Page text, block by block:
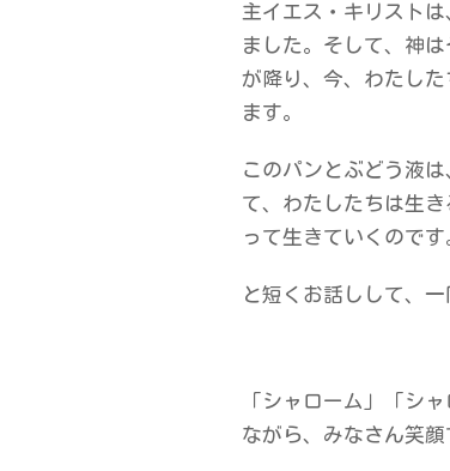
主イエス・キリスト
ました。そして、神
が降り、今、わたし
ます。
このパンとぶどう液
て、わたしたちは生
って生きていくのです
と短くお話しして、
「シャローム」「シ
ながら、みなさん笑顔